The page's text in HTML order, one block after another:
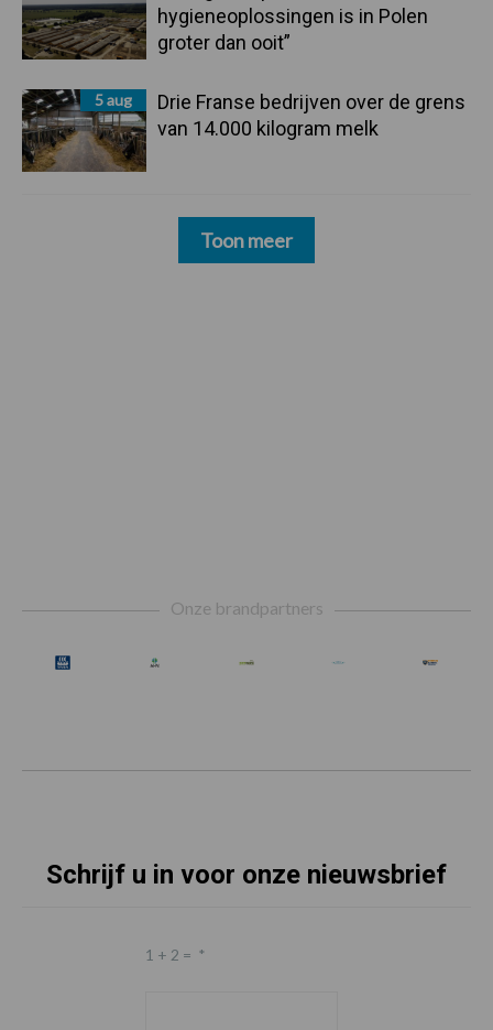
hygieneoplossingen is in Polen
groter dan ooit”
5 aug
Drie Franse bedrijven over de grens
van 14.000 kilogram melk
Toon meer
Onze brandpartners
Schrijf u in voor onze nieuwsbrief
1 + 2 = *